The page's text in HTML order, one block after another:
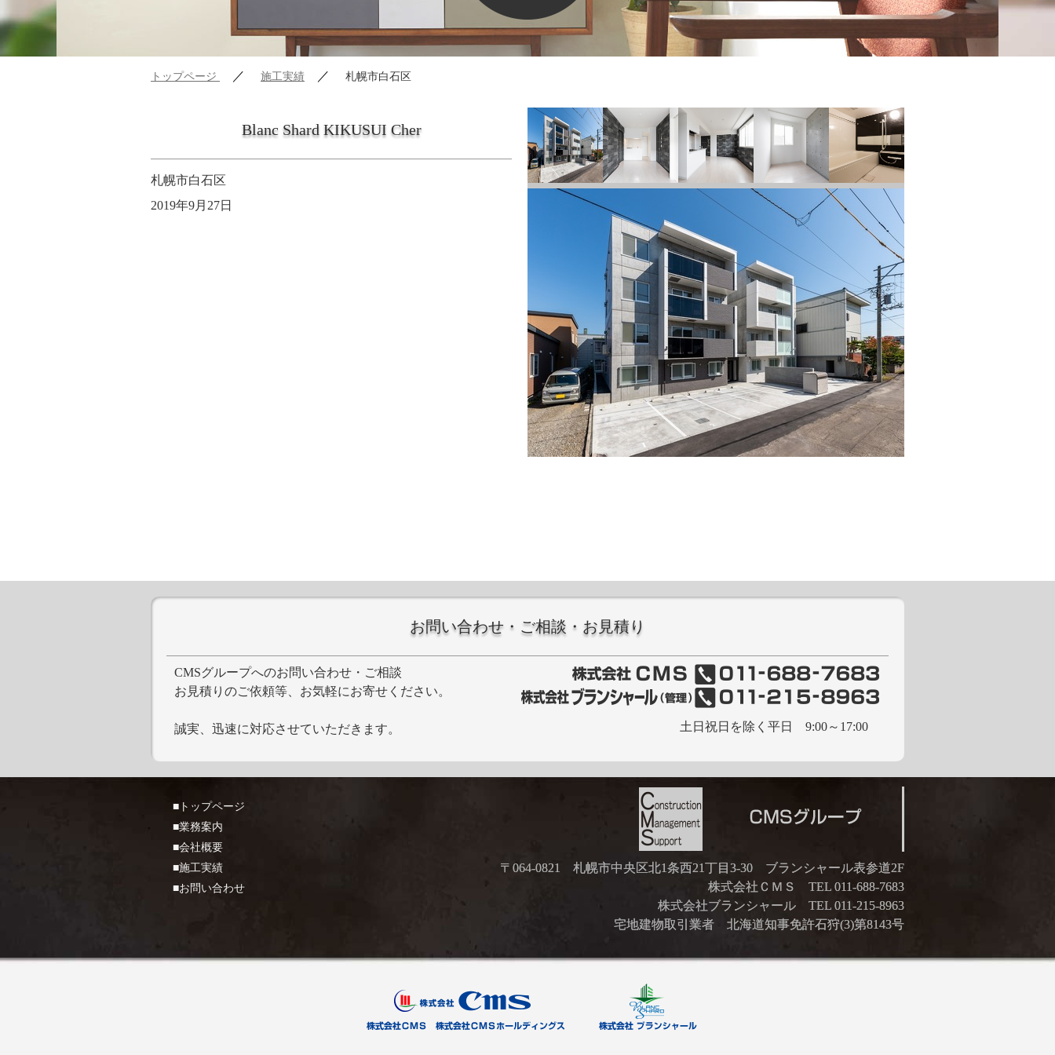
トップページ ／ 施工実績 ／ 札幌市白石区
Blanc Shard KIKUSUI Cher
札幌市白石区
2019年9月27日
お問い合わせ・ご相談・お見積り
CMSグループへのお問い合わせ・ご相談
お見積りのご依頼等、お気軽にお寄せください。
誠実、迅速に対応させていただきます。 土日祝日を除く平日 9:00～17:00
■トップページ
■業務案内
■会社概要
■施工実績
■お問い合わせ
〒064-0821 札幌市中央区北1条西21丁目3-30 ブランシャール表参道2F
株式会社ＣＭＳ TEL 011-688-7683
株式会社ブランシャール TEL 011-215-8963
宅地建物取引業者 北海道知事免許石狩(3)第8143号